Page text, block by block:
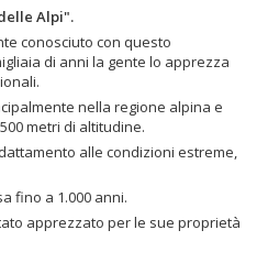
Alpi".
conosciuto con questo
di anni la gente lo apprezza
nella regione alpina e
metri di altitudine.
alle condizioni estreme,
fino a 1.000 anni.
apprezzato per le sue proprietà